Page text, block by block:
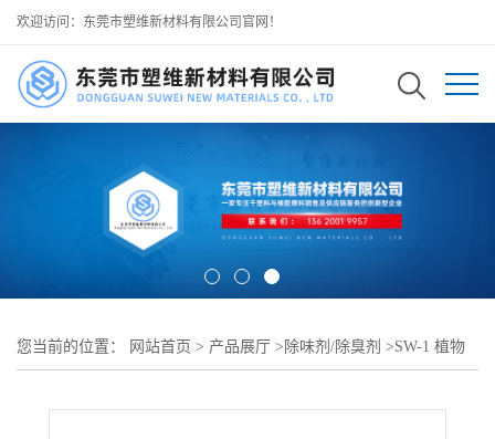
欢迎访问：东莞市塑维新材料有限公司官网！
您当前的位置： 网站首页 > 产品展厅 > 除味剂/除臭剂 >SW-1 植物